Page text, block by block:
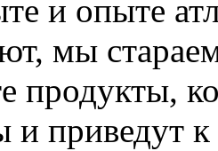
и опыте
мы
продукты,
приведут к